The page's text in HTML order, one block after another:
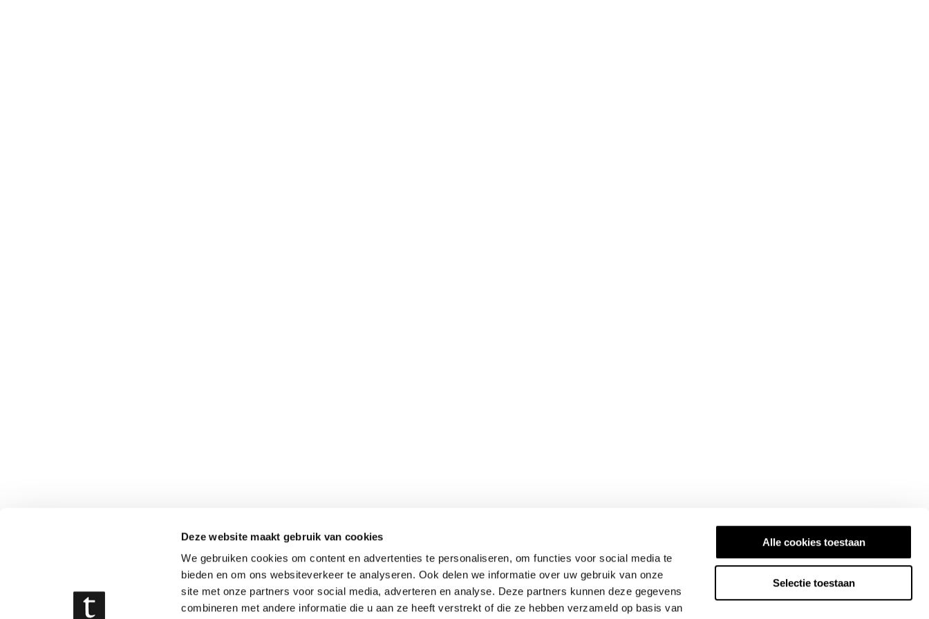
Deze website maakt gebruik van cookies
We gebruiken cookies om content en advertenties te personaliseren, om functies voor social media te
bieden en om ons websiteverkeer te analyseren. Ook delen we informatie over uw gebruik van onze
site met onze partners voor social media, adverteren en analyse. Deze partners kunnen deze gegevens
combineren met andere informatie die u aan ze heeft verstrekt of die ze hebben verzameld op basis van
Alle cookies toestaan
Selectie toestaan